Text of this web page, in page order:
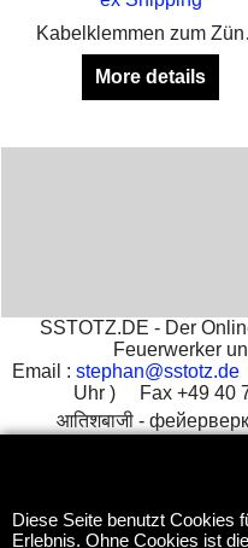
More details
SSTOTZ.DE - Der
Feuerwerker
Email : stephan@sstotz.de
Uhr ) Fax +49 40
आतिशबाजी -
To
Diese Seite benutzt Cookies
Erlebnis. Ohne Cookies ist